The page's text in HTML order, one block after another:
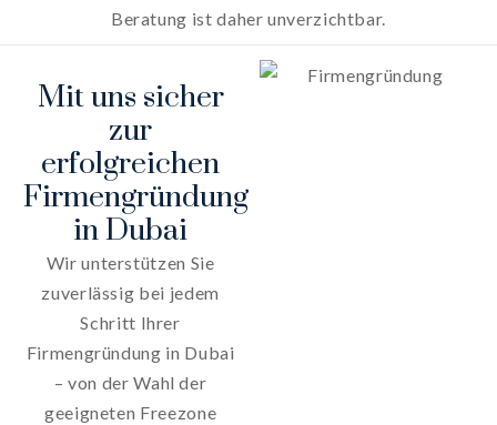
Beratung ist daher unverzichtbar.
Mit uns sicher
zur
erfolgreichen
Firmengründung
in Dubai
Wir unterstützen Sie
zuverlässig bei jedem
Schritt Ihrer
Firmengründung in Dubai
– von der Wahl der
geeigneten Freezone